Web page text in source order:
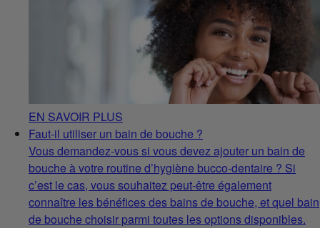
EN SAVOIR PLUS
Faut-il utiliser un bain de bouche ?
Vous demandez-vous si vous devez ajouter un bain de
bouche à votre routine d’hygiène bucco-dentaire ? Si
c’est le cas, vous souhaitez peut-être également
connaître les bénéfices des bains de bouche, et quel bain
de bouche choisir parmi toutes les options disponibles.